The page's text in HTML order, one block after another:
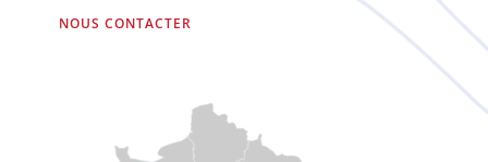
NOUS CONTACTER